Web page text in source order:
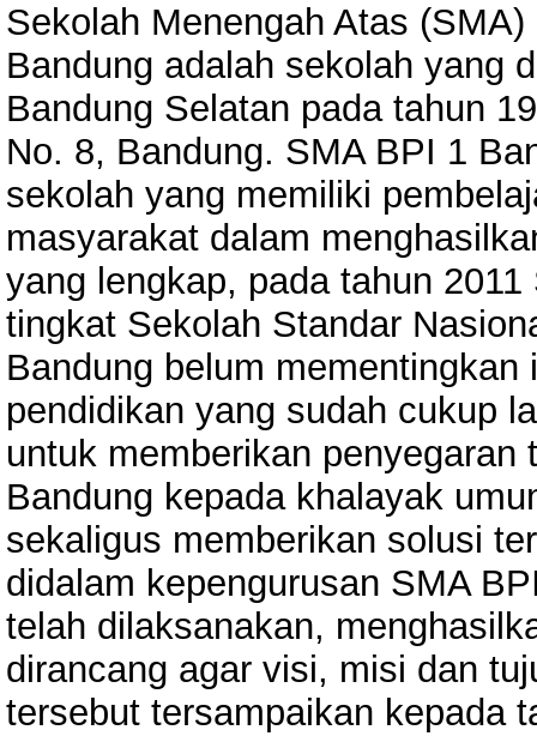
Sekolah Menengah Atas
Bandung adalah sekolah yang
Bandung Selatan pada tahun
No. 8, Bandung. SMA BPI 1
sekolah yang memiliki
masyarakat dalam
yang lengkap, pada tahun
tingkat Sekolah Standar
Bandung belum
pendidikan yang sudah cukup
untuk memberikan
Bandung kepada khalayak
sekaligus memberikan solusi
didalam kepengurusan SMA
telah dilaksanakan,
dirancang agar visi, misi dan
tersebut tersampaikan kepada